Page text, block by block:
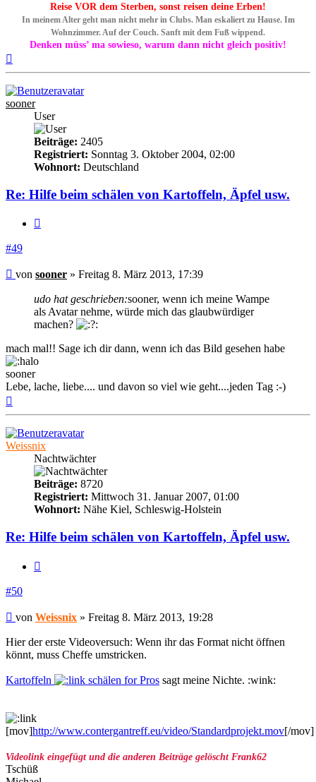
Reise VOR dem Sterben, sonst reisen deine Erben!
In meinem Alter geht man nicht mehr in Clubs. Man eskaliert zu Hause. Im
Wohnzimmer. Auf der Couch. Sanft mit dem Fuß wippend.
Denken müss’ ma sowieso, warum dann nicht gleich positiv!
sooner
User
Beiträge: 2405
Registriert: Sonntag 3. Oktober 2004, 02:00
Wohnort: Deutschland
Re: Hilfe beim schälen von Kartoffeln, Äpfel usw.
#49
Beitrag
von sooner » Freitag 8. März 2013, 17:39
udo hat geschrieben:sooner, wenn ich meine Wampe
als Avatar nehme, würde mich das glaubwürdiger
machen?
mach mal!! Sage ich dir dann, wenn ich das Bild gesehen habe
sooner
Lebe, lache, liebe.... und davon so viel wie geht....jeden Tag :-)
oben
Weissnix
Nachtwächter
Beiträge: 8720
Registriert: Mittwoch 31. Januar 2007, 01:00
Wohnort: Nähe Kiel, Schleswig-Holstein
Re: Hilfe beim schälen von Kartoffeln, Äpfel usw.
#50
Beitrag
von Weissnix » Freitag 8. März 2013, 19:28
Hier der erste Videoversuch: Wenn ihr das Format nicht öffnen
könnt, muss Cheffe umstricken.
Kartoffeln schälen for Pros sagt meine Nichte. :wink:
[mov]http://www.contergantreff.eu/video/Standardprojekt.mov[/mov]
Videolink eingefügt und die anderen Beiträge gelöscht Frank62
Tschüß